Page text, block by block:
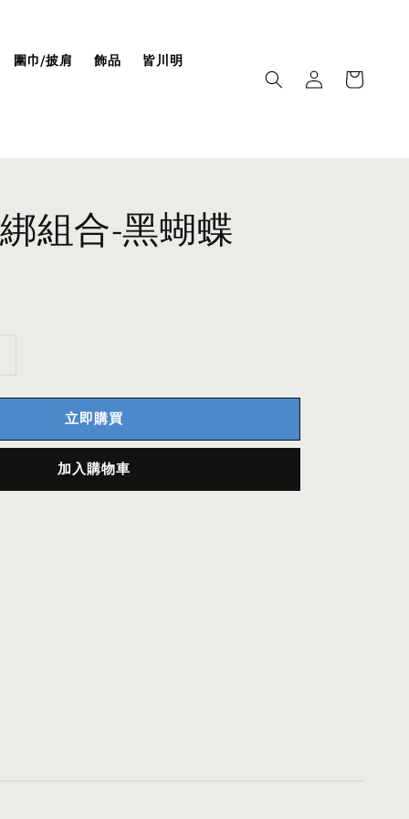
圍巾/披肩 飾品 皆川明
組合-黑蝴蝶
立即購買
加入購物車